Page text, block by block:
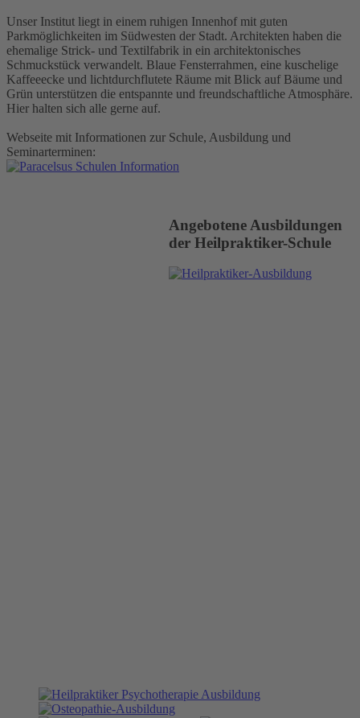
Unser Institut liegt in einem ruhigen Innenhof mit guten
Parkmöglichkeiten im Südwesten der Stadt. Architekten haben die
ehemalige Strick- und Textilfabrik in ein architektonisches
Schmuckstück verwandelt. Blaue Fensterrahmen, eine kuschelige
Kaffeeecke und lichtdurchflutete Räume mit Blick auf Bäume und
Grün unterstützen die entspannte und freundschaftliche Atmosphäre.
Hier halten sich alle gerne auf.
Webseite mit Informationen zur Schule, Ausbildung und
Seminarterminen:
Angebotene Ausbildungen
der Heilpraktiker-Schule